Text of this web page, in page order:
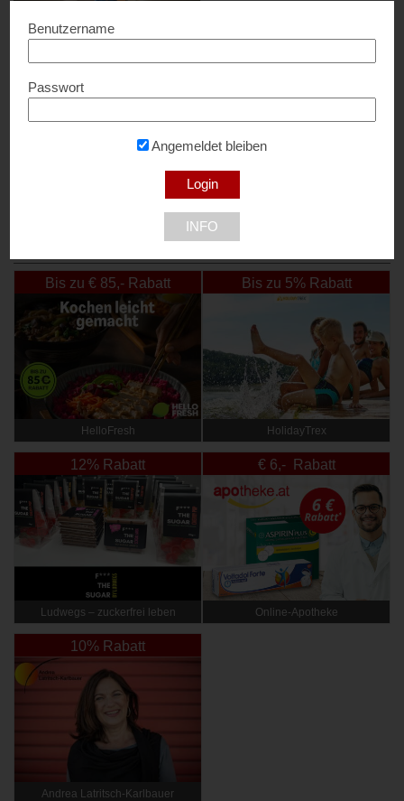
Bis zu € 85,- Rabatt
HelloFresh
Bis zu 5% Rabatt
HolidayTrex
12% Rabatt
Ludwegs – zuckerfrei leben
€ 6,- Rabatt
Online‑Apotheke
10% Rabatt
Andrea Latritsch-Karlbauer
Benutzername
Passwort
Angemeldet bleiben
INFO